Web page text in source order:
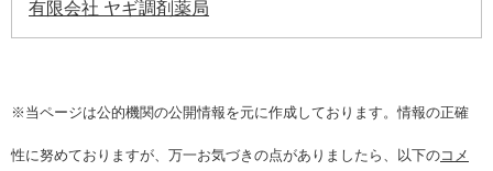
有限会社 ヤギ調剤薬局
※当ページは公的機関の公開情報を元に作成しております。情報の正確
性に努めておりますが、万一お気づきの点がありましたら、以下のコメ